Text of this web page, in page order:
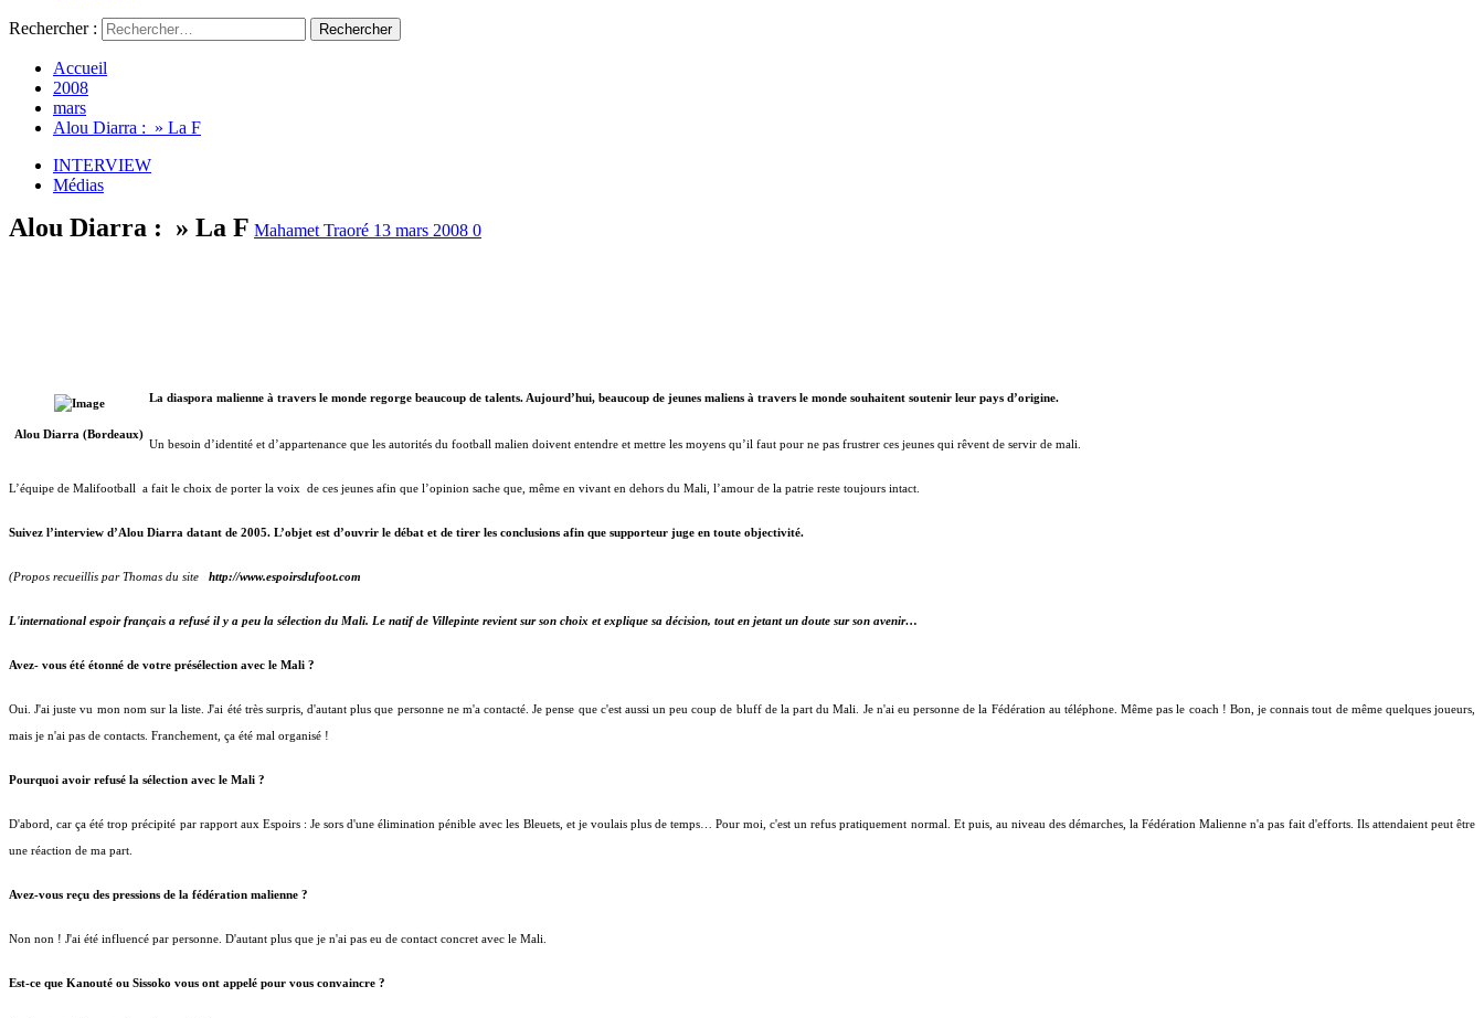
Rechercher :
Accueil
2008
mars
Alou Diarra : » La F
INTERVIEW
Médias
Alou Diarra : » La F Mahamet Traoré 13 mars 2008 0
Alou Diarra (Bordeaux)
La diaspora malienne à travers le monde regorge beaucoup de talents. Aujourd’hui, beaucoup de jeunes maliens à travers le monde souhaitent soutenir leur pays d’origine.
Un besoin d’identité et d’appartenance que les autorités du football malien doivent entendre et mettre les moyens qu’il faut pour ne pas frustrer ces jeunes qui rêvent de servir de mali.
L’équipe de Malifootball a fait le choix de porter la voix de ces jeunes afin que l’opinion sache que, même en vivant en dehors du Mali, l’amour de la patrie reste toujours intact.
Suivez l’interview d’Alou Diarra datant de 2005. L’objet est d’ouvrir le débat et de tirer les conclusions afin que supporteur juge en toute objectivité.
(Propos recueillis par Thomas du site http://www.espoirsdufoot.com
L'international espoir français a refusé il y a peu la sélection du Mali. Le natif de Villepinte revient sur son choix et explique sa décision, tout en jetant un doute sur son avenir…
Avez- vous été étonné de votre présélection avec le Mali ?
Oui. J'ai juste vu mon nom sur la liste. J'ai été très surpris, d'autant plus que personne ne m'a contacté. Je pense que c'est aussi un peu coup de bluff de la part du Mali. Je n'ai eu personne de la Fédération au téléphone. Même pas le coach ! Bon, je connais tout de même quelques joueurs,
mais je n'ai pas de contacts. Franchement, ça été mal organisé !
Pourquoi avoir refusé la sélection avec le Mali ?
D'abord, car ça été trop précipité par rapport aux Espoirs : Je sors d'une élimination pénible avec les Bleuets, et je voulais plus de temps… Pour moi, c'est un refus pratiquement normal. Et puis, au niveau des démarches, la Fédération Malienne n'a pas fait d'efforts. Ils attendaient peut être
une réaction de ma part.
Avez-vous reçu des pressions de la fédération malienne ?
Non non ! J'ai été influencé par personne. D'autant plus que je n'ai pas eu de contact concret avec le Mali.
Est-ce que Kanouté ou Sissoko vous ont appelé pour vous convaincre ?